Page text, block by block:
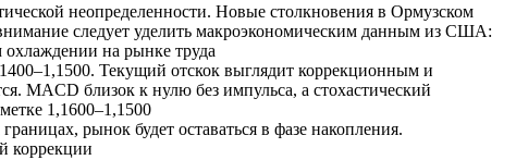
неопределенности. Новые столкновения в Ормузском
следует уделить макроэкономическим данным из США:
на рынке труда
Текущий отскок выглядит коррекционным и
MACD близок к нулю без импульса, а стохастический
1,1600–1,1500
рынок будет оставаться в фазе накопления.
коррекции